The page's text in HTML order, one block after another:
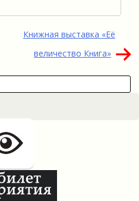
Книжная выставка «Её
величество Книга»